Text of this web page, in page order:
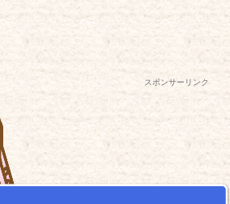
スポンサーリンク